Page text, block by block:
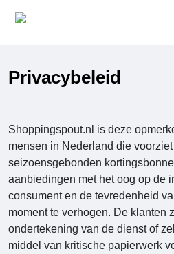
Privacybeleid
Shoppingspout.nl is deze
mensen in Nederland die
seizoensgebonden
aanbiedingen met het oog op de
consument en de tevredenheid
moment te verhogen. De klanten
ondertekening van de dienst of
middel van kritische papierwerk